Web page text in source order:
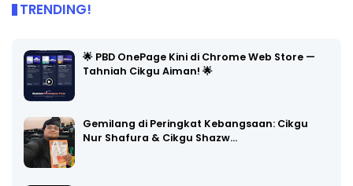
TRENDING!
🌟 PBD OnePage Kini di Chrome Web Store —
Tahniah Cikgu Aiman! 🌟
Gemilang di Peringkat Kebangsaan: Cikgu
Nur Shafura & Cikgu Shazw…